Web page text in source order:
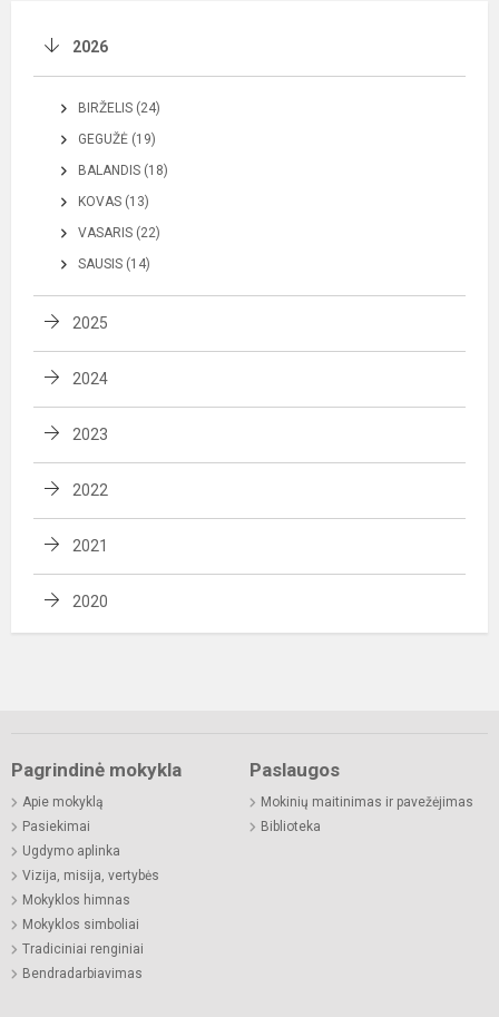
2026
BIRŽELIS (24)
GEGUŽĖ (19)
BALANDIS (18)
KOVAS (13)
VASARIS (22)
SAUSIS (14)
2025
2024
2023
2022
2021
2020
Pagrindinė mokykla
Apie mokyklą
Pasiekimai
Ugdymo aplinka
Vizija, misija, vertybės
Mokyklos himnas
Mokyklos simboliai
Tradiciniai renginiai
Bendradarbiavimas
Paslaugos
Mokinių maitinimas ir pavežėjimas
Biblioteka